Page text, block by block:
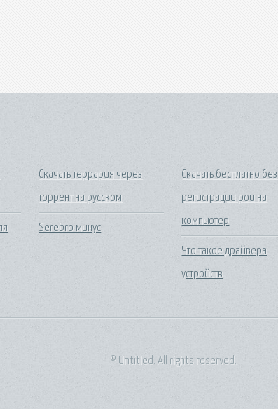
Скачать террария через
торрент на русском
Serebro минус
Скачать бесплатно без
регистрации pou на
компьютер
Что такое драйвера
устройств
© Untitled. All rights reserved.